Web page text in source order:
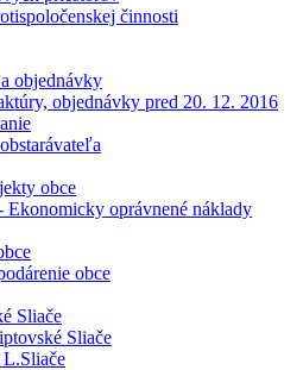
činnosti
objednávky
objednávky pred 20. 12. 2016
obce
Ekonomicky oprávnené náklady
obce
Sliače
Sliače